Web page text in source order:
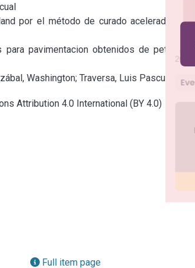
por el método de curado acelerado;Cano
pavimentacion obtenidos de petroleos
Washington; Traversa, Luis Pascual
Attribution 4.0 International (BY 4.0)
Full item page